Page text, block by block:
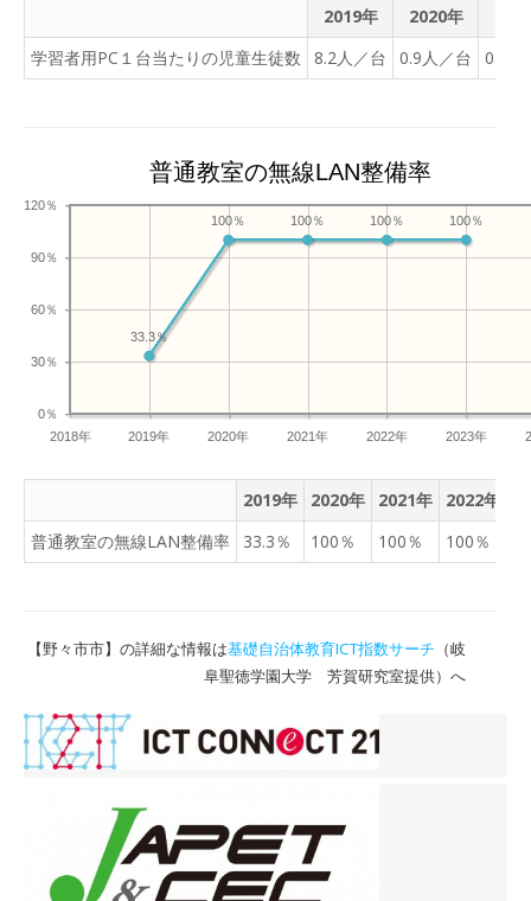
2019年 2020年
学習者用PC１台当たりの児童生徒数
8.2人／台 0.9人／台 0.9人
普通教室の無線LAN整備率
2018年 2019年 2020年 2021年 2022年 2023年
0％
30％
60％
90％
120％
100％
100％
100％
100％
33.3％
2019年 2020年 2021年 2022年
普通教室の無線LAN整備率
33.3％ 100％ 100％ 100％
【野々市市】の詳細な情報は基礎自治体教育ICT指数サーチ （岐
阜聖徳学園大学 芳賀研究室提供）へ